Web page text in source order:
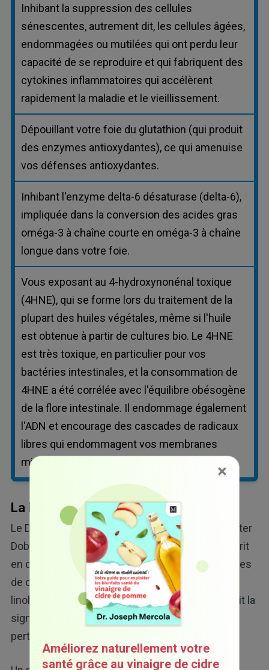
Inhibant la suppression des cellules
sénescentes, autrement dit, les cellules âgées,
endommagées ou mutilées qui ont perdu leur
capacité de se reproduire et qui fabriquent des
cytokines inflammatoires qui accélèrent
rapidement la maladie et le vieillissement.
Dépouillant votre foie du glutathion (qui produit
des enzymes antioxydantes), ce qui amenuise
vos défenses antioxydantes.
Inhibant l'enzyme delta-6 désaturase (delta-6),
impliquée dans la conversion des acides gras
oméga-3 à chaîne courte en oméga-3 à chaîne
longue dans votre foie.
Vous exposant au 4-hydroxynonénal toxique
(4HNE), qui se forme lors du traitement de la
plupart des huiles végétales, même si l'huile
est obtenue à partir de cultures bio. Le 4HNE
est très toxique, en particulier pour vos
bactéries intestinales, et la consommation de
4HNE a été corrélée avec l'équilibre obésogène
de la flore intestinale. Il endommage également
l'ADN et encourage des cascades de radicaux
libres qui endommagent vos membranes
mitochondriales.
La biologie moléculaire des AGPI
Le Dr Paul Saladino a interviewé le vétérinaire Peter
Dobromylskyj qui gère le blog Hyperlipid. Il y décrit
en détail comment la consommation de ces huiles
de céréale et d'autres aliments riches en acide
linoléique (AL), comme le poulet et le porc, détruit la
signalisation mitochondriale dans l'adipocyte et
perturbe votre fonctionnement métabolique.
×
Améliorez naturellement votre
santé grâce au vinaigre de cidre